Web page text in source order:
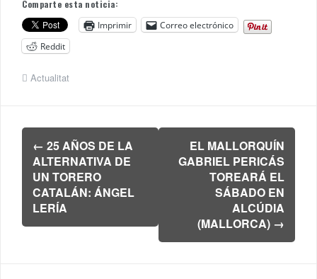
Comparte esta noticia:
Imprimir
Correo electrónico
Reddit
Actualitat
Navegación
de
entradas
← 25 AÑOS DE LA
ALTERNATIVA DE
UN TORERO
CATALÁN: ÁNGEL
LERÍA
EL MALLORQUÍN
GABRIEL PERICÁS
TOREARÁ EL
SÁBADO EN
ALCÚDIA
(MALLORCA) →